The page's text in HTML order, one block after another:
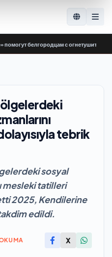
белгородцам с огнетушителями и
tebrik
sosyal
mesleki tatilleri
2025, Kendilerine
edildi.
X